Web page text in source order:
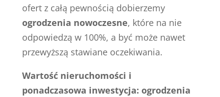
ofert z całą pewnością dobierzemy
ogrodzenia nowoczesne, które na nie
odpowiedzą w 100%, a być może nawet
przewyższą stawiane oczekiwania.
Wartość nieruchomości i
ponadczasowa inwestycja: ogrodzenia